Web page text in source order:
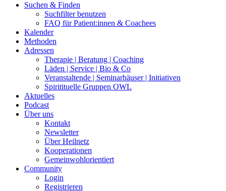
Suchen & Finden
Suchfilter benutzen
FAQ für Patient:innen & Coachees
Kalender
Methoden
Adressen
Therapie | Beratung | Coaching
Läden | Service | Bio & Co
Veranstaltende | Seminarhäuser | Initiativen
Spiritituelle Gruppen OWL
Aktuelles
Podcast
Über uns
Kontakt
Newsletter
Über Heilnetz
Kooperationen
Gemeinwohlorientiert
Community
Login
Registrieren